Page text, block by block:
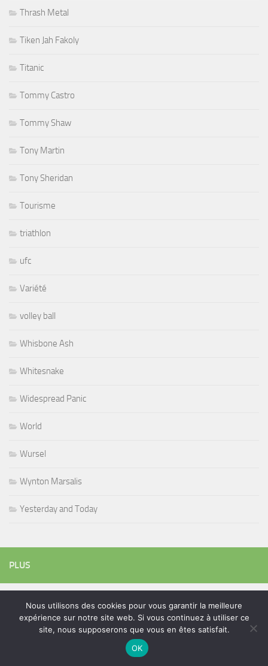
Thrash Metal
Tiken Jah Fakoly
Titanic
Tommy Castro
Tommy Shaw
Tony Martin
Tony Sheridan
Tourisme
triathlon
ufc
Variété
volley ball
Whisbone Ash
Whitesnake
Widespread Panic
World
Wursel
Wynton Marsalis
Yesterday and Today
PLUS
Rechercher :
Nous utilisons des cookies pour vous garantir la meilleure
expérience sur notre site web. Si vous continuez à utiliser ce
site, nous supposerons que vous en êtes satisfait.
OK